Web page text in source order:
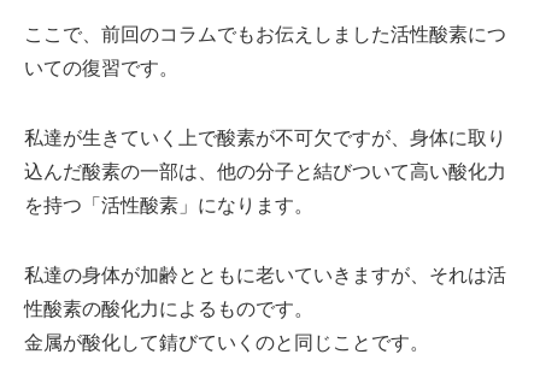
ここで、前回のコラムでもお伝えしました活性酸素につ
いての復習です。
私達が生きていく上で酸素が不可欠ですが、身体に取り
込んだ酸素の一部は、他の分子と結びついて高い酸化力
を持つ 「活性酸素」 になります。
私達の身体が加齢とともに老いていきますが、それは活
性酸素の酸化力によるものです。
金属が酸化して錆びていくのと同じことです。